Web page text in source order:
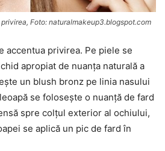
Foto: naturalmakeup3.blogspot.com
accentua privirea. Pe piele se
apropiat de nuanța naturală a
un blush bronz pe linia nasului
se folosește o nuanță de fard
spre colțul exterior al ochiului,
se aplică un pic de fard în